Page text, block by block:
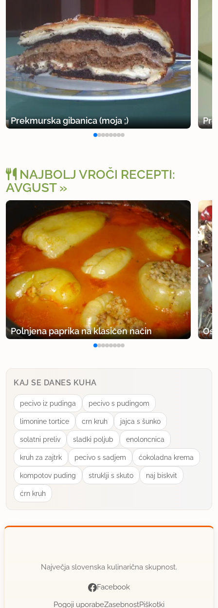
Prekmurska gibanica (moja ;)
NAJBOLJ VROČI RECEPTI:
AVGUST
Polnjena paprika na klasičen način
KAJ SE DANES KUHA
pecivo iz pudinga pecivo s pudingom
limonine tortice crn kruh jajca s šunko
solatni preliv sladki poljub enoloncnica
kruh za zajtrk pecivo s sadjem ćokoladna krema
kompotov puding struklji s skuto naj biskvit
ćrn kruh
Največja slovenska kulinarična skupnost.
Facebook
Pogoji uporabeZasebnostPiškotki